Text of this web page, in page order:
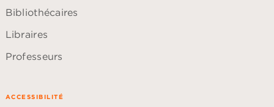
Bibliothécaires
Libraires
Professeurs
ACCESSIBILITÉ